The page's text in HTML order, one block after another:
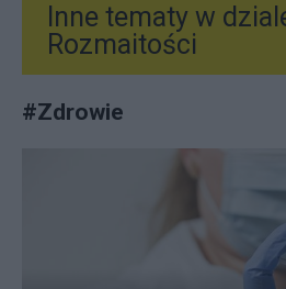
Inne tematy w
Rozmaitości
#Zdrowie